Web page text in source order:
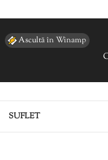
Ascultă în Winamp
SUFLET